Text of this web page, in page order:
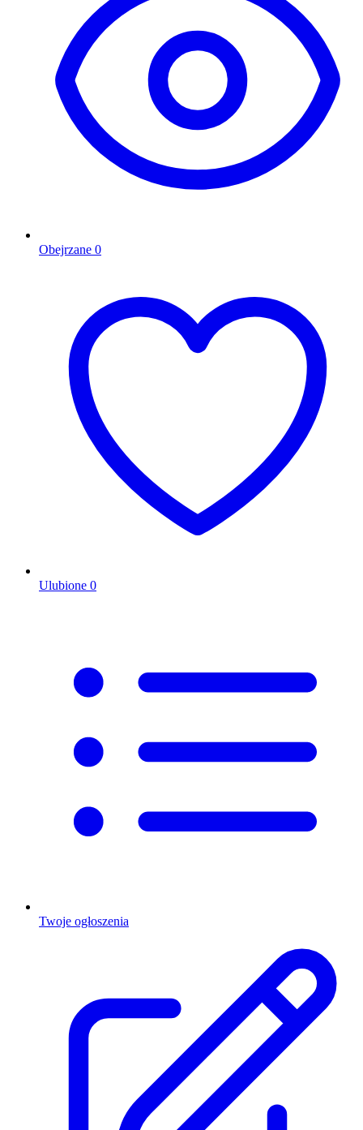
Obejrzane 0
Ulubione 0
Twoje ogłoszenia